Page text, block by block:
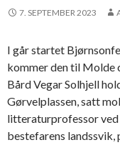
7. SEPTEMBER 2023
I går startet
kommer den til Molde
Bård Vegar Solhjell
Gørvelplassen, satt
litteraturprofessor
bestefarens landssvik,